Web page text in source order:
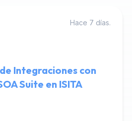
Hace 7 días.
Integraciones con
Suite en ISITA